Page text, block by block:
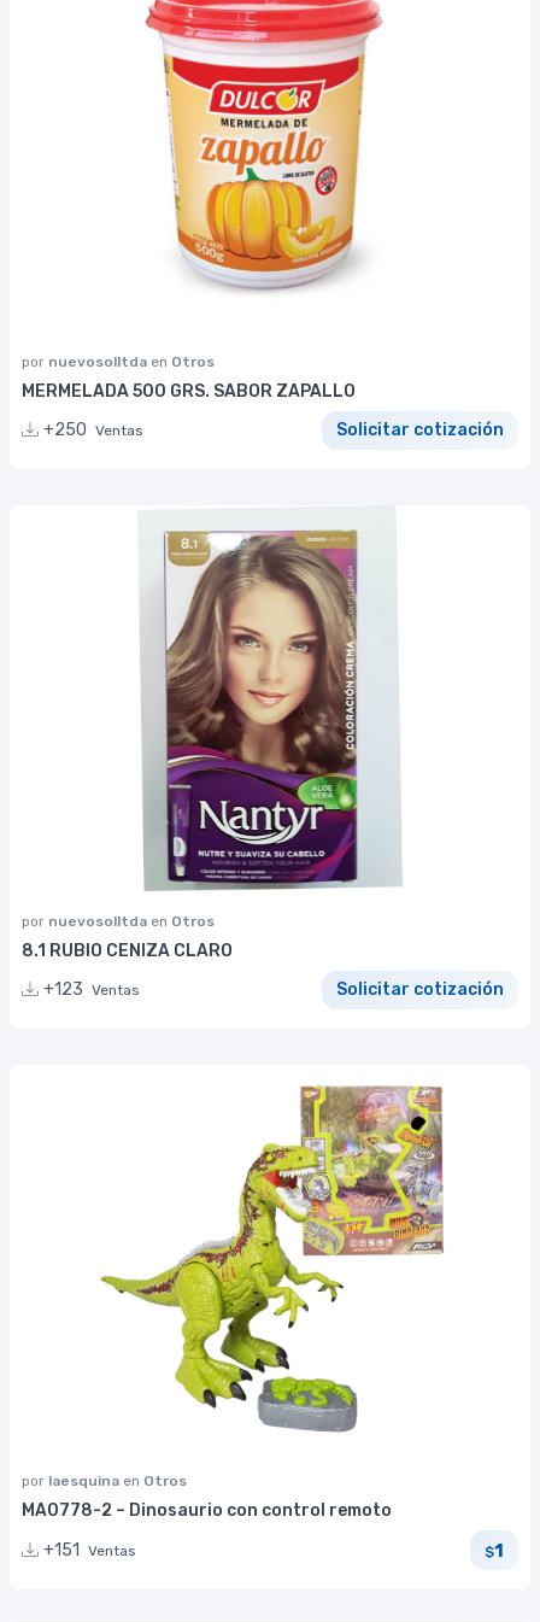
por nuevosolltda en Otros
MERMELADA 500 GRS. SABOR ZAPALLO
+250 Ventas Solicitar cotización
por nuevosolltda en Otros
8.1 RUBIO CENIZA CLARO
+123 Ventas Solicitar cotización
por laesquina en Otros
MA0778-2 – Dinosaurio con control remoto
+151
Ventas $1